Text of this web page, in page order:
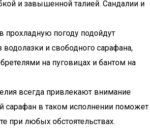
и завышенной талией. Сандалии и
прохладную погоду подойдут
и свободного сарафана,
на пуговицах и бантом на
всегда привлекают внимание
сарафан в таком исполнении поможет
при любых обстоятельствах.